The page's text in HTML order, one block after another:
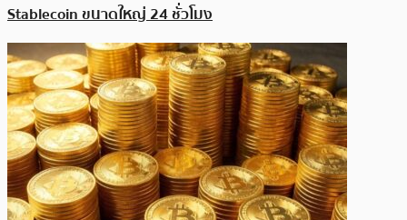
Stablecoin ขนาดใหญ่ 24 ชั่วโมง